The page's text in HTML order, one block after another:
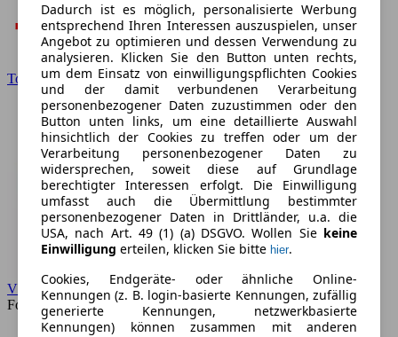
Toyota
VW
Forum
Dadurch ist es möglich, personalisierte Werbung
entsprechend Ihren Interessen auszuspielen, unser
Angebot zu optimieren und dessen Verwendung zu
analysieren. Klicken Sie den Button unten rechts,
um dem Einsatz von einwilligungspflichten Cookies
und der damit verbundenen Verarbeitung
personenbezogener Daten zuzustimmen oder den
Button unten links, um eine detaillierte Auswahl
hinsichtlich der Cookies zu treffen oder um der
Verarbeitung personenbezogener Daten zu
widersprechen, soweit diese auf Grundlage
berechtigter Interessen erfolgt. Die Einwilligung
umfasst auch die Übermittlung bestimmter
personenbezogener Daten in Drittländer, u.a. die
USA, nach Art. 49 (1) (a) DSGVO. Wollen Sie keine
Einwilligung erteilen, klicken Sie bitte hier.
Cookies, Endgeräte- oder ähnliche Online-
Kennungen (z. B. login-basierte Kennungen, zufällig
generierte Kennungen, netzwerkbasierte
Kennungen) können zusammen mit anderen